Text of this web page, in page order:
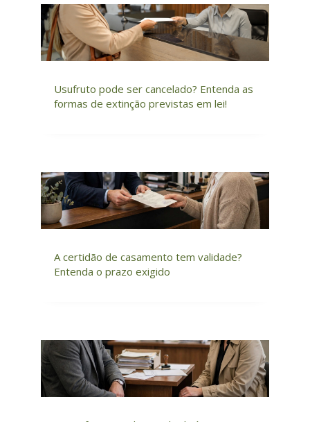
Usufruto pode ser cancelado? Entenda as
formas de extinção previstas em lei!
A certidão de casamento tem validade?
Entenda o prazo exigido